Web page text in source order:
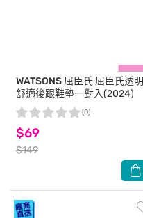
WATSONS 屈臣氏 屈臣氏透明
舒適後跟鞋墊一對入(2024)
$69
$149
(0)